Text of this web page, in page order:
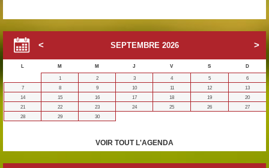
SEPTEMBRE 2026
L M M J V S
D
1
2 3 4 5
6
7
8 9 10 11 12
13
14
15 16 17 18 19
20
21
22 23 24 25 26
27
28
29 30
VOIR TOUT L'AGENDA